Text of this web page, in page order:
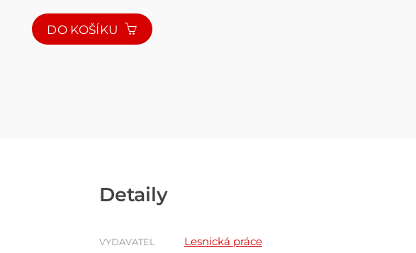
DO KOŠÍKU
Detaily
VYDAVATEL Lesnická práce